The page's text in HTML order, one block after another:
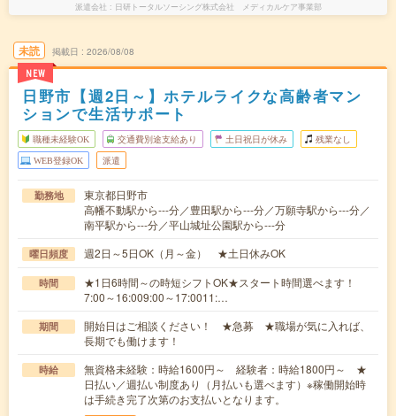
派遣会社 日研トータルソーシング株式会社 メディカルケア事業部
未読
NEW
掲載日 2026/08/08
日野市【週2日～】ホテルライクな高齢者マン
ションで生活サポート
職種未経験OK 交通費別途支給あり 土日祝日が休み 残業なし
WEB登録OK 派遣
勤務地
東京都日野市
高幡不動駅から---分／豊田駅から---分／万願寺駅から---分／
南平駅から---分／平山城址公園駅から---分
曜日頻度 週2日～5日OK（月～金） ★土日休みOK
時間
★1日6時間～の時短シフトOK★スタート時間選べます！
7:00～16:009:00～17:0011:…
期間
開始日はご相談ください！ ★急募 ★職場が気に入れば、
長期でも働けます！
時給
無資格未経験：時給1600円～ 経験者：時給1800円～ ★
日払い／週払い制度あり（月払いも選べます）※稼働開始時
は手続き完了次第のお支払いとなります。